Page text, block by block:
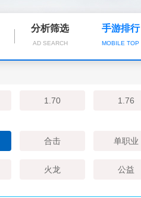
分析筛选
AD SEARCH
手游排行
MOBILE TOP
1.70 1.76
合击 单职业
火龙 公益